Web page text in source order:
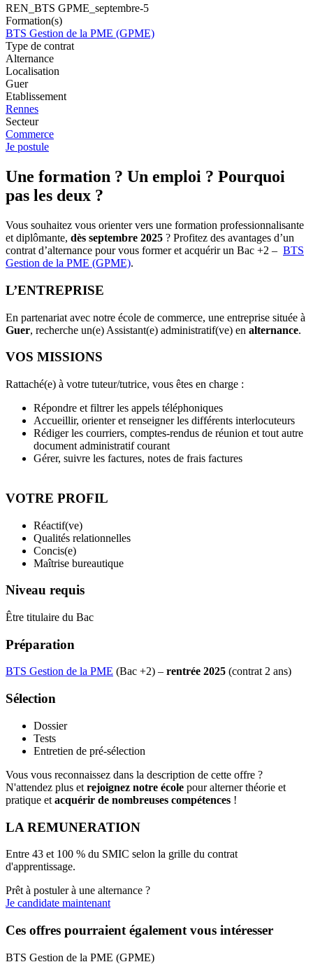
REN_BTS GPME_septembre-5
Formation(s)
BTS Gestion de la PME (GPME)
Type de contrat
Alternance
Localisation
Guer
Etablissement
Rennes
Secteur
Commerce
Je postule
Une formation ? Un emploi ? Pourquoi
pas les deux ?
Vous souhaitez vous orienter vers une formation professionnalisante
et diplômante, dès septembre 2025 ? Profitez des avantages d’un
contrat d’alternance pour vous former et acquérir un Bac +2 – BTS
Gestion de la PME (GPME).
L’ENTREPRISE
En partenariat avec notre école de commerce, une entreprise située à
Guer, recherche un(e) Assistant(e) administratif(ve) en alternance.
VOS MISSIONS
Rattaché(e) à votre tuteur/tutrice, vous êtes en charge :
Répondre et filtrer les appels téléphoniques
Accueillir, orienter et renseigner les différents interlocuteurs
Rédiger les courriers, comptes-rendus de réunion et tout autre
document administratif courant
Gérer, suivre les factures, notes de frais factures
VOTRE PROFIL
Réactif(ve)
Qualités relationnelles
Concis(e)
Maîtrise bureautique
Niveau requis
Être titulaire du Bac
Préparation
BTS Gestion de la PME (Bac +2) – rentrée 2025 (contrat 2 ans)
Sélection
Dossier
Tests
Entretien de pré-sélection
Vous vous reconnaissez dans la description de cette offre ?
N'attendez plus et rejoignez notre école pour alterner théorie et
pratique et acquérir de nombreuses compétences !
LA REMUNERATION
Entre 43 et 100 % du SMIC selon la grille du contrat
d'apprentissage.
Prêt à postuler à une alternance ?
Je candidate maintenant
Ces offres pourraient également vous intéresser
BTS Gestion de la PME (GPME)